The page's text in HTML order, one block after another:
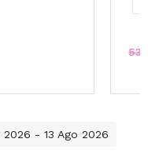
2026 - 13 Ago 2026